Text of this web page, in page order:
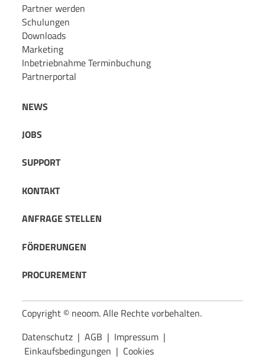
Partner werden
Schulungen
Downloads
Marketing
Inbetriebnahme Terminbuchung
Partnerportal
NEWS
JOBS
SUPPORT
KONTAKT
ANFRAGE STELLEN
FÖRDERUNGEN
PROCUREMENT
Copyright © neoom. Alle Rechte vorbehalten.
Datenschutz| AGB | Impressum|
Einkaufsbedingungen | Cookies